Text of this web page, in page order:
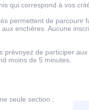
qui correspond à vos
permettent de parcourir
enchères. Aucune
prévoyez de participer
moins de 5 minutes.
seule section ;